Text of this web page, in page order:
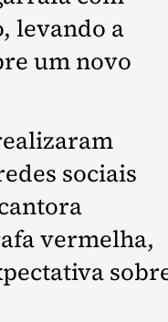
levando a
um novo
sociais
vermelha,